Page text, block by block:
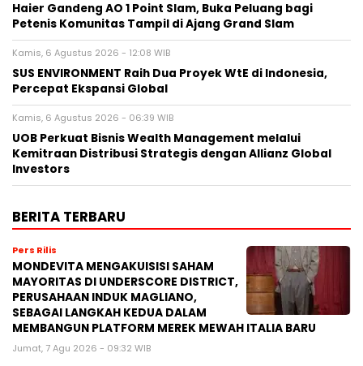
Haier Gandeng AO 1 Point Slam, Buka Peluang bagi
Petenis Komunitas Tampil di Ajang Grand Slam
Kamis, 6 Agustus 2026 - 12:08 WIB
SUS ENVIRONMENT Raih Dua Proyek WtE di Indonesia,
Percepat Ekspansi Global
Kamis, 6 Agustus 2026 - 06:39 WIB
UOB Perkuat Bisnis Wealth Management melalui
Kemitraan Distribusi Strategis dengan Allianz Global
Investors
BERITA TERBARU
Pers Rilis
MONDEVITA MENGAKUISISI SAHAM
MAYORITAS DI UNDERSCORE DISTRICT,
PERUSAHAAN INDUK MAGLIANO,
SEBAGAI LANGKAH KEDUA DALAM
MEMBANGUN PLATFORM MEREK MEWAH ITALIA BARU
Jumat, 7 Agu 2026 - 09:32 WIB